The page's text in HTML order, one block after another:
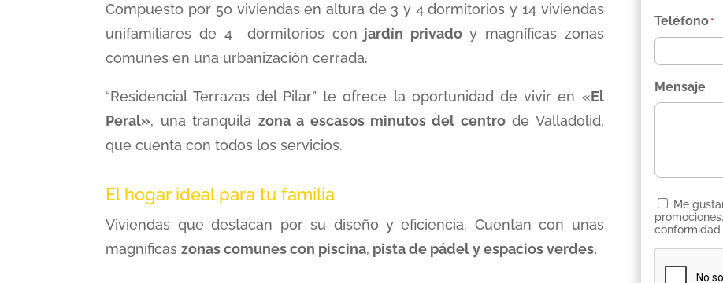
Compuesto por 50 viviendas en altura de 3 y 4 dormitorios y 14 viviendas
unifamiliares de 4 dormitorios con jardín privadoy magníficas zonas
comunes en una urbanización cerrada.
“Residencial Terrazas del Pilar” te ofrece la oportunidad de vivir en «El
Peral», una tranquila zona a escasos minutos del centrode Valladolid,
que cuenta con todos los servicios.
El hogar ideal para tu familia
Viviendas que destacan por su diseño y eficiencia. Cuentan con unas
magníficaszonas comunes con piscina, pista de pádel y espacios verdes.
Teléfono*
Mensaje
Me
promociones. Al hacer clic en “Enviar” muestra su
conformidad